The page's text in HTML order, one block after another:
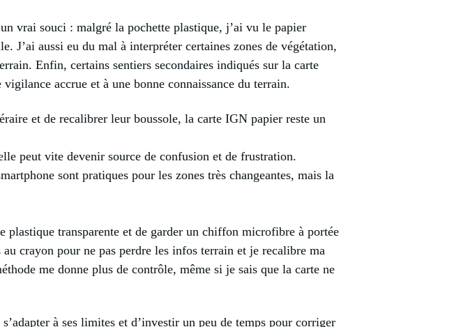
vrai souci : malgré la pochette plastique, j’ai vu le papier
J’ai aussi eu du mal à interpréter certaines zones de végétation,
Enfin, certains sentiers secondaires indiqués sur la carte
accrue et à une bonne connaissance du terrain.
et de recalibrer leur boussole, la carte IGN papier reste un
peut vite devenir source de confusion et de frustration.
sont pratiques pour les zones très changeantes, mais la
plastique transparente et de garder un chiffon microfibre à portée
crayon pour ne pas perdre les infos terrain et je recalibre ma
me donne plus de contrôle, même si je sais que la carte ne
à ses limites et d’investir un peu de temps pour corriger